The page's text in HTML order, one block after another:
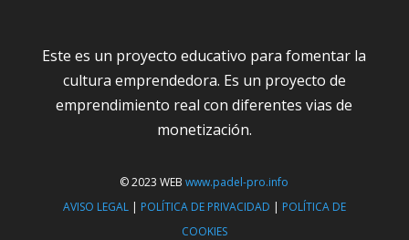
Este es un proyecto educativo para fomentar la
cultura emprendedora. Es un proyecto de
emprendimiento real con diferentes vias de
monetización.
© 2023 WEBwww.padel-pro.info
AVISO LEGAL| POLÍTICA DE PRIVACIDAD | POLÍTICA DE
COOKIES